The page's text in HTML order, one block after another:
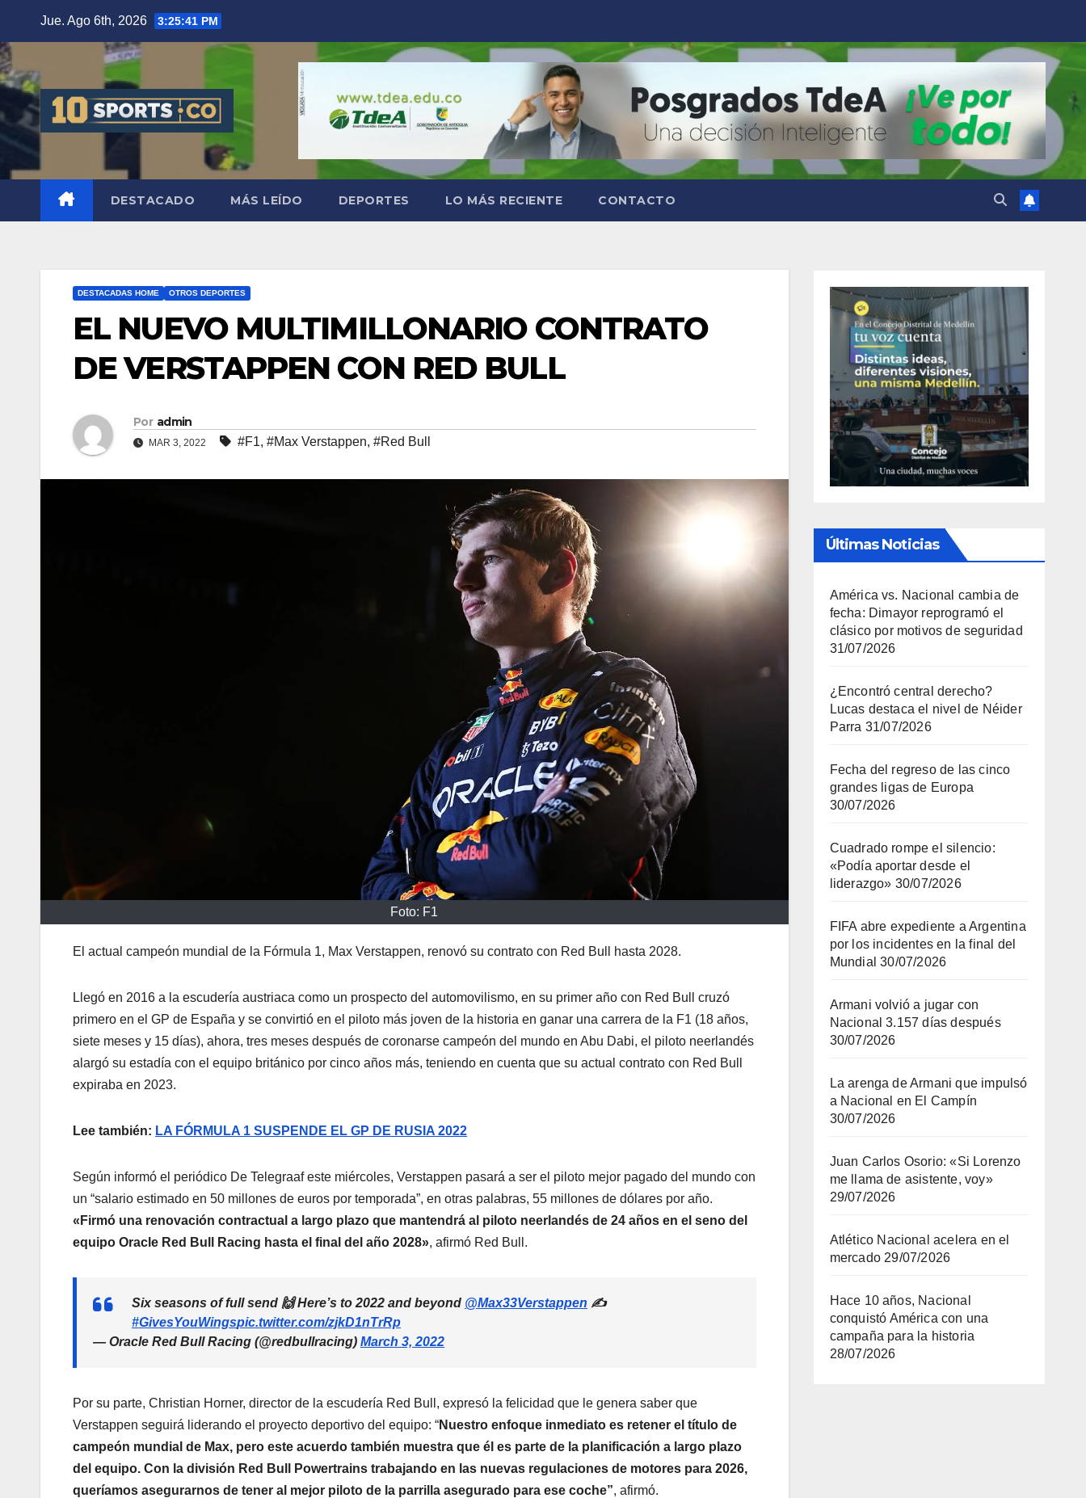
Jue. Ago 6th, 2026 3:25:42 PM
DESTACADO MÁS LEÍDO DEPORTES LO MÁS RECIENTE CONTACTO
DESTACADAS HOME OTROS DEPORTES
EL NUEVO MULTIMILLONARIO CONTRATO
DE VERSTAPPEN CON RED BULL
Por admin
MAR 3, 2022 #F1, #Max Verstappen, #Red Bull
Foto: F1
El actual campeón mundial de la Fórmula 1, Max Verstappen, renovó su contrato con Red Bull hasta 2028.
Llegó en 2016 a la escudería austriaca como un prospecto del automovilismo, en su primer año con Red Bull cruzó
primero en el GP de España y se convirtió en el piloto más joven de la historia en ganar una carrera de la F1 (18 años,
siete meses y 15 días), ahora, tres meses después de coronarse campeón del mundo en Abu Dabi, el piloto neerlandés
alargó su estadía con el equipo británico por cinco años más, teniendo en cuenta que su actual contrato con Red Bull
expiraba en 2023.
Lee también: LA FÓRMULA 1 SUSPENDE EL GP DE RUSIA 2022
Según informó el periódico De Telegraaf este miércoles, Verstappen pasará a ser el piloto mejor pagado del mundo con
un “salario estimado en 50 millones de euros por temporada”, en otras palabras, 55 millones de dólares por año.
«Firmó una renovación contractual a largo plazo que mantendrá al piloto neerlandés de 24 años en el seno del
equipo Oracle Red Bull Racing hasta el final del año 2028», afirmó Red Bull.
Six seasons of full send 🙌 Here’s to 2022 and beyond @Max33Verstappen ✍️
#GivesYouWingspic.twitter.com/zjkD1nTrRp
— Oracle Red Bull Racing (@redbullracing) March 3, 2022
Por su parte, Christian Horner, director de la escudería Red Bull, expresó la felicidad que le genera saber que
Verstappen seguirá liderando el proyecto deportivo del equipo: “Nuestro enfoque inmediato es retener el título de
campeón mundial de Max, pero este acuerdo también muestra que él es parte de la planificación a largo plazo
del equipo. Con la división Red Bull Powertrains trabajando en las nuevas regulaciones de motores para 2026,
queríamos asegurarnos de tener al mejor piloto de la parrilla asegurado para ese coche”, afirmó.
Últimas Noticias
América vs. Nacional cambia de
fecha: Dimayor reprogramó el
clásico por motivos de seguridad
31/07/2026
¿Encontró central derecho?
Lucas destaca el nivel de Néider
Parra 31/07/2026
Fecha del regreso de las cinco
grandes ligas de Europa
30/07/2026
Cuadrado rompe el silencio:
«Podía aportar desde el
liderazgo» 30/07/2026
FIFA abre expediente a Argentina
por los incidentes en la final del
Mundial 30/07/2026
Armani volvió a jugar con
Nacional 3.157 días después
30/07/2026
La arenga de Armani que impulsó
a Nacional en El Campín
30/07/2026
Juan Carlos Osorio: «Si Lorenzo
me llama de asistente, voy»
29/07/2026
Atlético Nacional acelera en el
mercado 29/07/2026
Hace 10 años, Nacional
conquistó América con una
campaña para la historia
28/07/2026